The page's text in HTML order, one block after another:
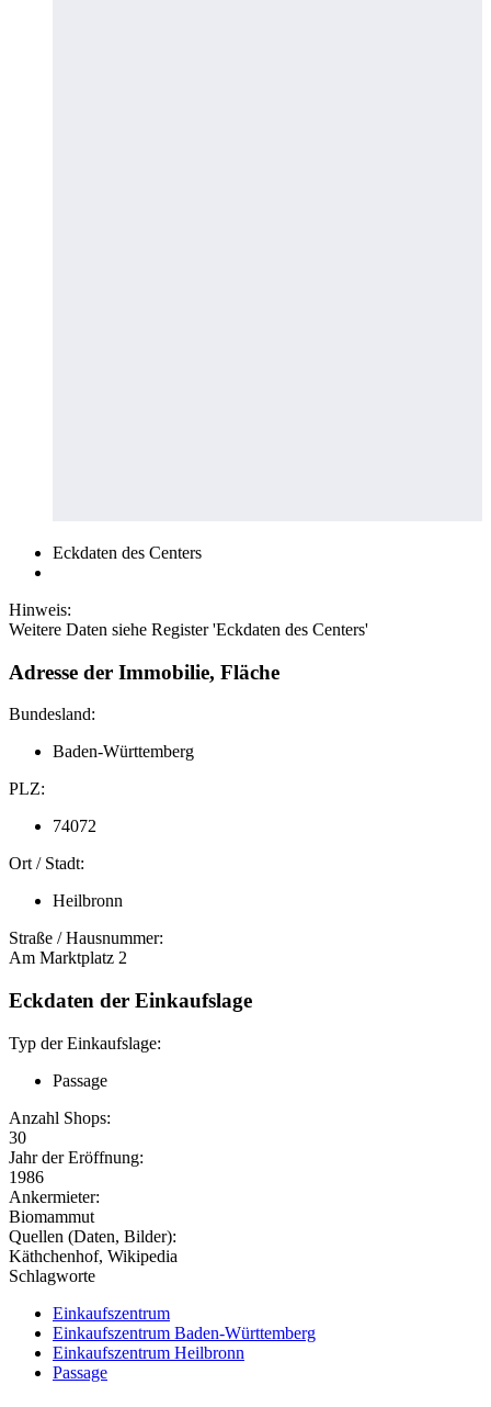
Eckdaten des Centers
Hinweis:
Weitere Daten siehe Register 'Eckdaten des Centers'
Adresse der Immobilie, Fläche
Bundesland:
Baden-Württemberg
PLZ:
74072
Ort / Stadt:
Heilbronn
Straße / Hausnummer:
Am Marktplatz 2
Eckdaten der Einkaufslage
Typ der Einkaufslage:
Passage
Anzahl Shops:
30
Jahr der Eröffnung:
1986
Ankermieter:
Biomammut
Quellen (Daten, Bilder):
Käthchenhof, Wikipedia
Schlagworte
Einkaufszentrum
Einkaufszentrum Baden-Württemberg
Einkaufszentrum Heilbronn
Passage